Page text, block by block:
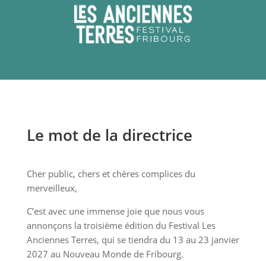
Le mot de la directrice
Cher public, chers et chères complices du
merveilleux,
C’est avec une immense joie que nous vous
annonçons la troisième édition du Festival Les
Anciennes Terres, qui se tiendra du 13 au 23 janvier
2027 au Nouveau Monde de Fribourg.